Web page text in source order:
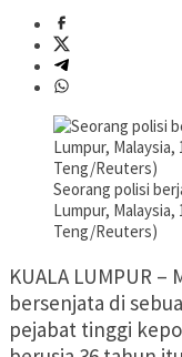
Seorang polisi
Lumpur, Malaysia,
Teng/Reuters)
KUALA LUMPUR
bersenjata di
pejabat tinggi